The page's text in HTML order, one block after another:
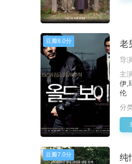
豆瓣8.0分 老
导
主
伊,
伦
分
豆瓣7.0分 纯